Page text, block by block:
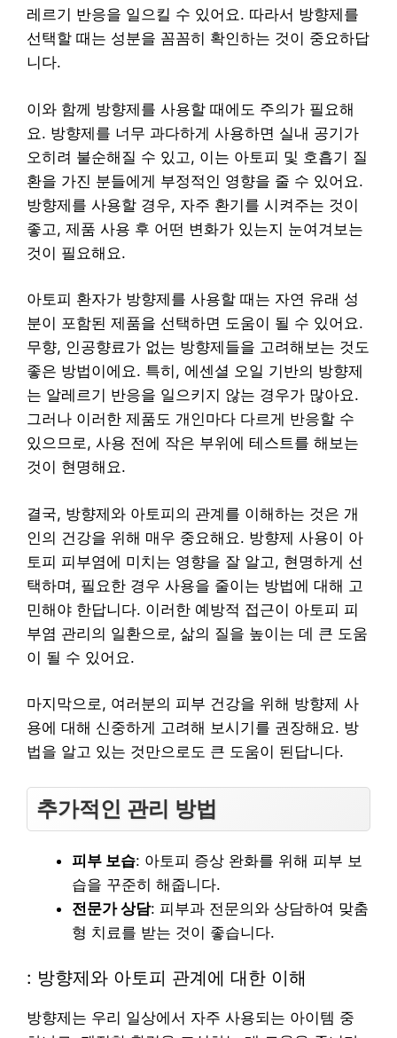
레르기 반응을 일으킬 수 있어요. 따라서 방향제를
선택할 때는 성분을 꼼꼼히 확인하는 것이 중요하답
니다.
이와 함께 방향제를 사용할 때에도 주의가 필요해
요. 방향제를 너무 과다하게 사용하면 실내 공기가
오히려 불순해질 수 있고, 이는 아토피 및 호흡기 질
환을 가진 분들에게 부정적인 영향을 줄 수 있어요.
방향제를 사용할 경우, 자주 환기를 시켜주는 것이
좋고, 제품 사용 후 어떤 변화가 있는지 눈여겨보는
것이 필요해요.
아토피 환자가 방향제를 사용할 때는 자연 유래 성
분이 포함된 제품을 선택하면 도움이 될 수 있어요.
무향, 인공향료가 없는 방향제들을 고려해보는 것도
좋은 방법이에요. 특히, 에센셜 오일 기반의 방향제
는 알레르기 반응을 일으키지 않는 경우가 많아요.
그러나 이러한 제품도 개인마다 다르게 반응할 수
있으므로, 사용 전에 작은 부위에 테스트를 해보는
것이 현명해요.
결국, 방향제와 아토피의 관계를 이해하는 것은 개
인의 건강을 위해 매우 중요해요. 방향제 사용이 아
토피 피부염에 미치는 영향을 잘 알고, 현명하게 선
택하며, 필요한 경우 사용을 줄이는 방법에 대해 고
민해야 한답니다. 이러한 예방적 접근이 아토피 피
부염 관리의 일환으로, 삶의 질을 높이는 데 큰 도움
이 될 수 있어요.
마지막으로, 여러분의 피부 건강을 위해 방향제 사
용에 대해 신중하게 고려해 보시기를 권장해요. 방
법을 알고 있는 것만으로도 큰 도움이 된답니다.
추가적인 관리 방법
피부 보습: 아토피 증상 완화를 위해 피부 보
습을 꾸준히 해줍니다.
전문가 상담: 피부과 전문의와 상담하여 맞춤
형 치료를 받는 것이 좋습니다.
: 방향제와 아토피 관계에 대한 이해
방향제는 우리 일상에서 자주 사용되는 아이템 중